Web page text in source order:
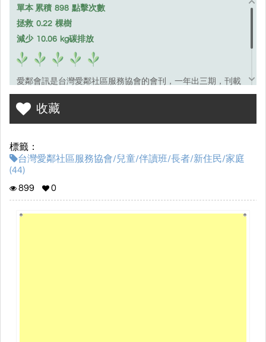
單本 累積 898 點擊次數
拯救 0.22 棵樹
減少 10.06 kg碳排放
愛鄰會訊是台灣愛鄰社區服務協會的會刊，一年出三期，刊載
愛鄰遍佈全省各地、偏鄉辦事處大大小小的故事,分享了辦事處
如何陪伴偏鄉兒童、長者及新住民等家庭
關懷。
收藏
標籤：
台灣愛鄰社區服務協會/兒童/伴讀班/長者/新住民/家庭
(44)
899
0